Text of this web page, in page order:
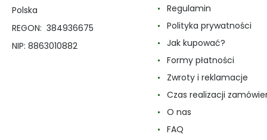
Polska
REGON: 384936675
NIP: 8863010882
Regulamin
Polityka prywatności
Jak kupować?
Formy płatności
Zwroty i reklamacje
Czas realizacji
O nas
FAQ